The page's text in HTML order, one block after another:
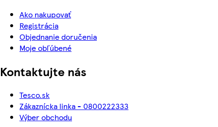
Ako nakupovať
Registrácia
Objednanie doručenia
Moje obľúbené
Kontaktujte nás
Tesco.sk
Zákaznícka linka - 0800222333
Výber obchodu